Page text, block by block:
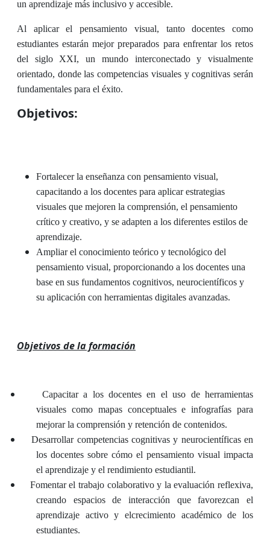
un aprendizaje más inclusivo y accesible.
Al aplicar el pensamiento visual, tanto docentes como
estudiantes estarán mejor preparados para enfrentar los retos
del siglo XXI, un mundo interconectado y visualmente
orientado, donde las competencias visuales y cognitivas serán
fundamentales para el éxito.
Objetivos:
Fortalecer la enseñanza con pensamiento visual,
capacitando a los docentes para aplicar estrategias
visuales que mejoren la comprensión, el pensamiento
crítico y creativo, y se adapten a los diferentes estilos de
aprendizaje.
Ampliar el conocimiento teórico y tecnológico del
pensamiento visual, proporcionando a los docentes una
base en sus fundamentos cognitivos, neurocientíficos y
su aplicación con herramientas digitales avanzadas.
Objetivos de la formación
Capacitar a los docentes en el uso de herramientas
visuales como mapas conceptuales e infografías para
mejorar la comprensión y retención de contenidos.
Desarrollar competencias cognitivas y neurocientíficas en
los docentes sobre cómo el pensamiento visual impacta
el aprendizaje y el rendimiento estudiantil.
Fomentar el trabajo colaborativo y la evaluación reflexiva,
creando espacios de interacción que favorezcan el
aprendizaje activo y elcrecimiento académico de los
estudiantes.